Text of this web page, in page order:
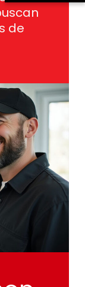
de